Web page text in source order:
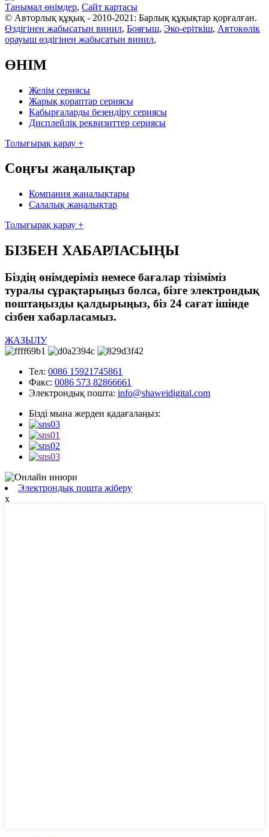
Танымал өнімдер, Сайт картасы
© Авторлық құқық - 2010-2021: Барлық құқықтар қорғалған.
Өздігінен жабысатын винил, Бояғыш, Эко-еріткіш, Автокөлік
орауыш өздігінен жабысатын винил,
ӨНІМ
Желім сериясы
Жарық қораптар сериясы
Қабырғаларды безендіру сериясы
Дисплейлік реквизиттер сериясы
Толығырақ қарау +
Соңғы жаңалықтар
Компания жаңалықтары
Салалық жаңалықтар
Толығырақ қарау +
БІЗБЕН ХАБАРЛАСЫҢЫ
Біздің өнімдеріміз немесе бағалар тізіміміз
туралы сұрақтарыңыз болса, бізге электрондық
поштаңызды қалдырыңыз, біз 24 сағат ішінде
сізбен хабарласамыз.
ЖАЗЫЛУ
Тел: 0086 15921745861
Факс: 0086 573 82866661
Электрондық пошта: info@shaweidigital.com
Бізді мына жерден қадағалаңыз:
Электрондық пошта жіберу
x